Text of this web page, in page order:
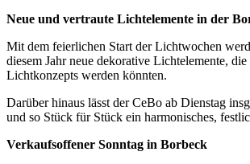
Neue und vertraute Lichtelemente in der
Mit dem feierlichen Start der Lichtwochen
diesem Jahr neue dekorative Lichtelemente,
Lichtkonzepts werden könnten.
Darüber hinaus lässt der CeBo ab Dienstag
und so Stück für Stück ein harmonisches,
Verkaufsoffener Sonntag in Borbeck